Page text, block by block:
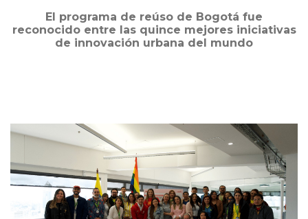
El programa de reúso de Bogotá fue
reconocido entre las quince mejores iniciativas
de innovación urbana del mundo